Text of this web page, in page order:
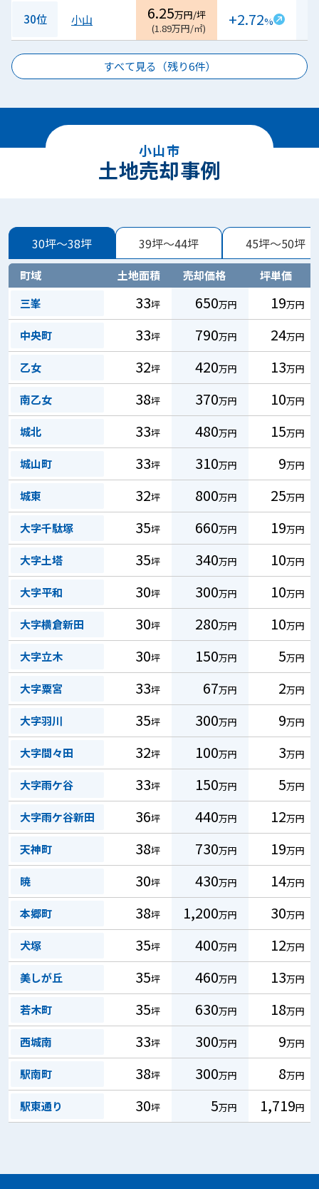
30位 小山 6.25万円/坪
(1.89万円/㎡) +2.72%
すべて見る（残り6件）
小山市
土地売却事例
30坪～38坪 39坪～44坪 45坪～50坪
町域 土地面積 売却価格
坪単価
三峯
33坪 650万円 19万円
中央町 33坪 790万円 24万円
乙女 32坪 420万円 13万円
南乙女 38坪 370万円 10万円
城北 33坪 480万円 15万円
城山町 33坪 310万円 9万円
城東 32坪 800万円 25万円
大字千駄塚 35坪 660万円 19万円
大字土塔 35坪 340万円 10万円
大字平和 30坪 300万円 10万円
大字横倉新田 30坪 280万円 10万円
大字立木 30坪 150万円 5万円
大字粟宮 33坪 67万円 2万円
大字羽川 35坪 300万円 9万円
大字間々田 32坪 100万円 3万円
大字雨ケ谷 33坪 150万円 5万円
大字雨ケ谷新田 36坪 440万円 12万円
天神町 38坪 730万円 19万円
暁 30坪 430万円 14万円
本郷町 38坪 1,200万円 30万円
犬塚 35坪 400万円 12万円
美しが丘 35坪 460万円 13万円
若木町 35坪 630万円 18万円
西城南 33坪 300万円 9万円
駅南町 38坪 300万円 8万円
駅東通り 30坪 5万円 1,719円